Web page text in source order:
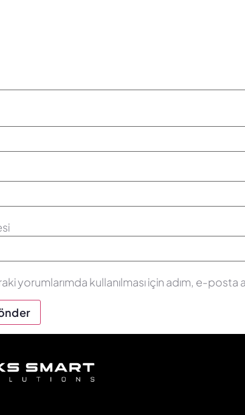
yorumlarımda kullanılması için adım, e-